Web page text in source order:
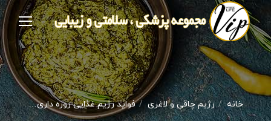
شما اینجا هستید:
خانه رژیم چاقی و لاغری فواید رژیم غذایی روزه داری…